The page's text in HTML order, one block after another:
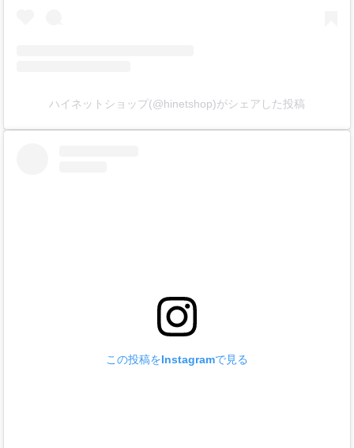
ハイネットショップ(@hinetshop)がシェアした投稿
この投稿をInstagramで見る